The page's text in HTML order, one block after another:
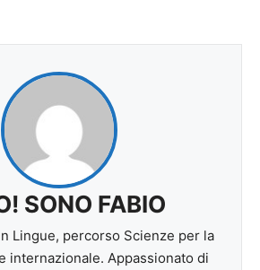
SONO FABIO
Lingue, percorso Scienze per la
internazionale. Appassionato di